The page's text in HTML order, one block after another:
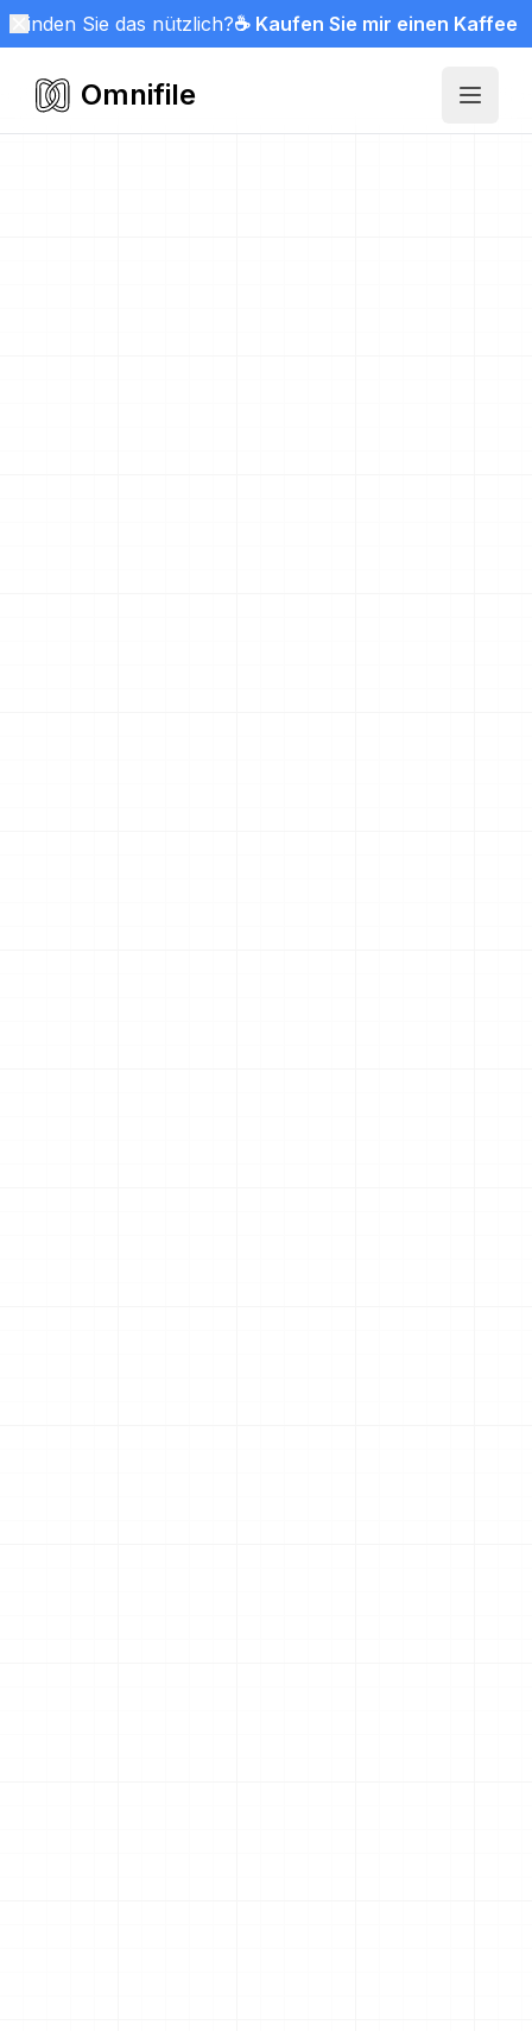
Finden Sie das nützlich?☕ Kaufen Sie mir einen Kaffee
Omnifile